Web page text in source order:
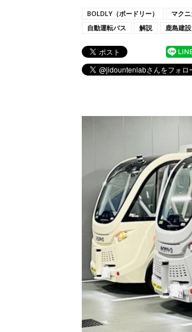
BOLDLY（ボードリー） マクニ
自動運転バス
解説 鹿島建設